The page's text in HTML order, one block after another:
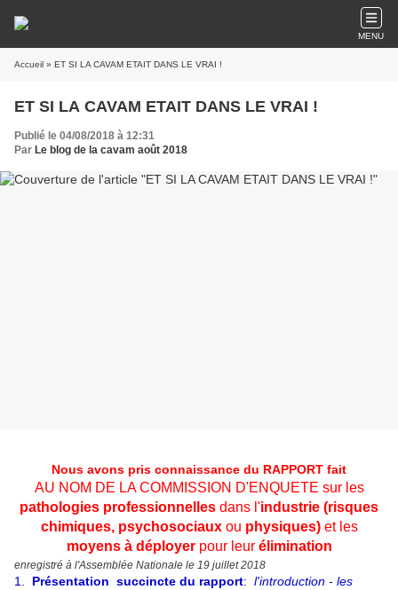
MENU
Accueil » ET SI LA CAVAM ETAIT DANS LE VRAI !
ET SI LA CAVAM ETAIT DANS LE VRAI !
Publié le 04/08/2018 à 12:31
Par Le blog de la cavam août 2018
Nous avons pris connaissance du RAPPORT fait
AU NOM DE LA COMMISSION D'ENQUETE sur les
pathologies professionnelles dans l'industrie (risques
chimiques, psychosociaux ou physiques) et les
moyens à déployer pour leur élimination
enregistré à l'Assemblée Nationale le 19 juillet 2018
1. Présentation succincte du rapport: l'introduction - les